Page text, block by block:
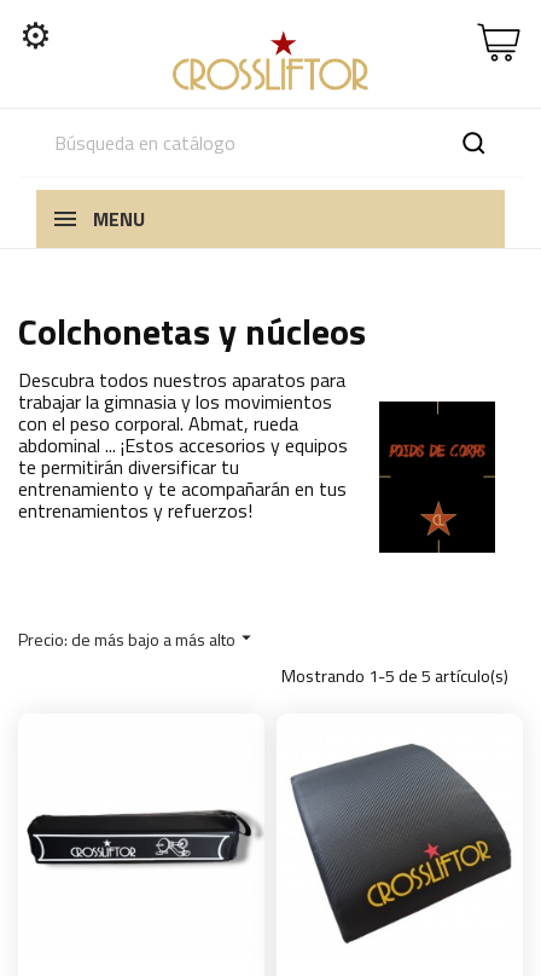
⚙
MENU
Colchonetas y núcleos
Descubra todos nuestros aparatos para
trabajar la gimnasia y los movimientos
con el peso corporal. Abmat, rueda
abdominal ... ¡Estos accesorios y equipos
te permitirán diversificar tu
entrenamiento y te acompañarán en tus
entrenamientos y refuerzos!
Precio: de más bajo a más alto 
Mostrando 1-5 de 5 artículo(s)